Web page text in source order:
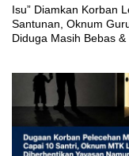
‎Isu” Diamkan Korban
Santunan, Oknum
Diduga Masih Bebas &